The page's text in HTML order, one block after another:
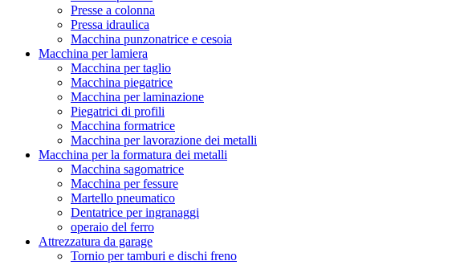
Presse a colonna
Pressa idraulica
Macchina punzonatrice e cesoia
Macchina per lamiera
Macchina per taglio
Macchina piegatrice
Macchina per laminazione
Piegatrici di profili
Macchina formatrice
Macchina per lavorazione dei metalli
Macchina per la formatura dei metalli
Macchina sagomatrice
Macchina per fessure
Martello pneumatico
Dentatrice per ingranaggi
operaio del ferro
Attrezzatura da garage
Tornio per tamburi e dischi freno